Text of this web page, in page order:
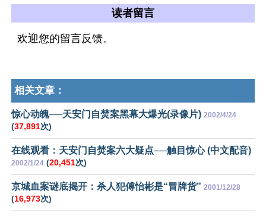
读者留言
欢迎您的留言反馈。
相关文章：
惊心动魄──天安门自焚案黑幕大爆光(录像片) 2002/4/24
(37,891次)
在线观看：天安门自焚案六大疑点──触目惊心 (中文配音)
2002/1/24 (20,451次)
京城血案谜底揭开：杀人犯傅怡彬是“冒牌货” 2001/12/28
(16,973次)